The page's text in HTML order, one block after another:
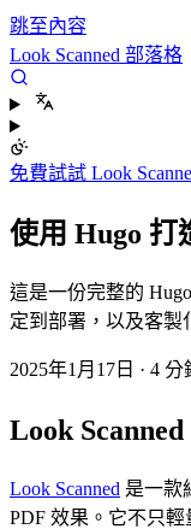
跳至內容
Look Scanned 部落格
免費試試 Look
使用 Hugo 打
這是一份完整的
定到部署，以及客製
2025年1月17日 · 4 分
Look
Look Scanned 是一款
PDF 效果。它不只